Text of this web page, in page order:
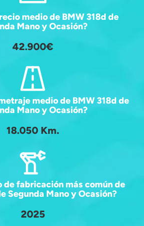
medio de BMW 318d de
Mano y Ocasión?
42.900€
medio de BMW 318d de
Mano y Ocasión?
18.050 Km.
de fabricación más común de
Segunda Mano y Ocasión?
2025